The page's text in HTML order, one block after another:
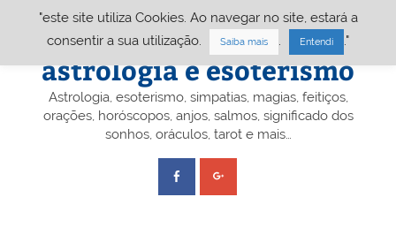
Portal A&E – Portal
astrologia e esoterismo
Astrologia, esoterismo, simpatias, magias, feitiços,
orações, horóscopos, anjos, salmos, significado dos
sonhos, oráculos, tarot e mais…
"este site utiliza Cookies. Ao navegar no site, estará a
consentir a sua utilização.
Saiba mais Entendi ."